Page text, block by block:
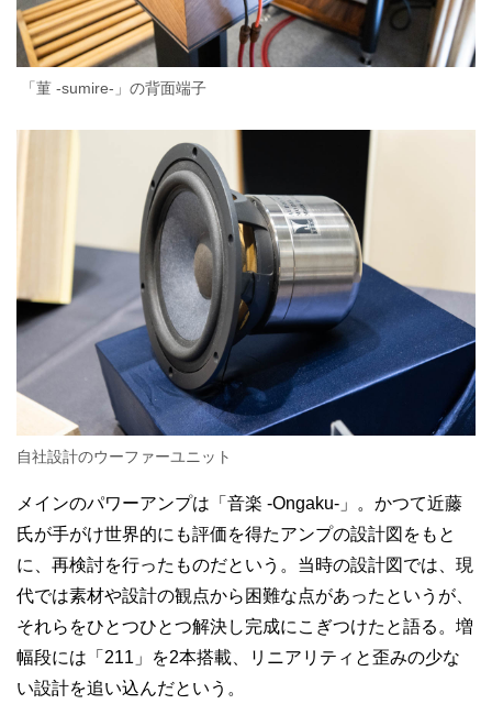
「菫 -sumire-」の背面端子
自社設計のウーファーユニット
メインのパワーアンプは「音楽 -Ongaku-」。かつて近藤
氏が手がけ世界的にも評価を得たアンプの設計図をもと
に、再検討を行ったものだという。当時の設計図では、現
代では素材や設計の観点から困難な点があったというが、
それらをひとつひとつ解決し完成にこぎつけたと語る。増
幅段には「211」を2本搭載、リニアリティと歪みの少な
い設計を追い込んだという。